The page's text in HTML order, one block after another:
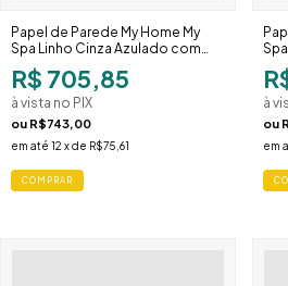
Spa Linho Cinza Azulado com
Respingos 387025
R$ 705,85
à vista no PIX
ouR$743,00
em até12 x deR$75,61
à
ou
em